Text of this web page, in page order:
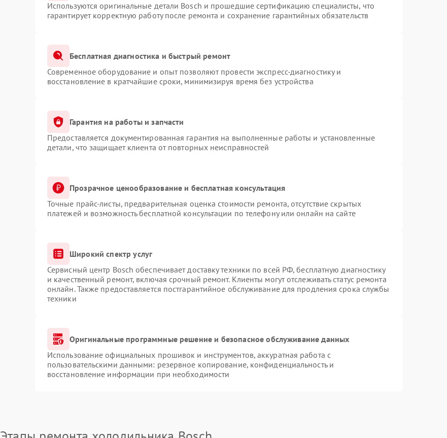
Используются оригинальные детали Bosch и прошедшие сертификацию специалисты, что
гарантирует корректную работу после ремонта и сохранение гарантийных обязательств
Бесплатная диагностика и быстрый ремонт
Современное оборудование и опыт позволяют провести экспресс-диагностику и
восстановление в кратчайшие сроки, минимизируя время без устройства
Гарантия на работы и запчасти
Предоставляется документированная гарантия на выполненные работы и установленные
детали, что защищает клиента от повторных неисправностей
Прозрачное ценообразование и бесплатная консультация
Точные прайс-листы, предварительная оценка стоимости ремонта, отсутствие скрытых
платежей и возможность бесплатной консультации по телефону или онлайн на сайте
Широкий спектр услуг
Сервисный центр Bosch обеспечивает доставку техники по всей РФ, бесплатную диагностику
и качественный ремонт, включая срочный ремонт. Клиенты могут отслеживать статус ремонта
онлайн. Также предоставляется постгарантийное обслуживание для продления срока службы
техники
Оригинальные программные решение и безопасное обслуживание данных
Использование официальных прошивок и инструментов, аккуратная работа с
пользовательскими данными: резервное копирование, конфиденциальность и
восстановление информации при необходимости